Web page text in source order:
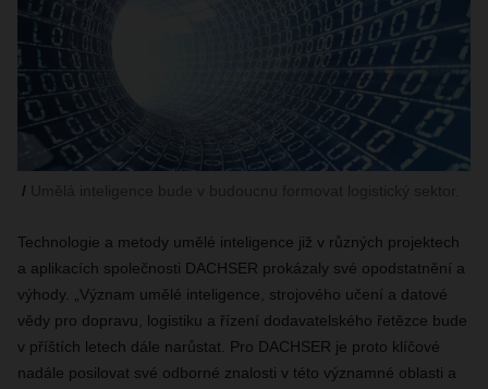
Technologie a metody umělé inteligence již v různých projektech
a aplikacích společnosti DACHSER prokázaly své opodstatnění a
výhody. „Význam umělé inteligence, strojového učení a datové
vědy pro dopravu, logistiku a řízení dodavatelského řetězce bude
v příštích letech dále narůstat. Pro DACHSER je proto klíčové
nadále posilovat své odborné znalosti v této významné oblasti a